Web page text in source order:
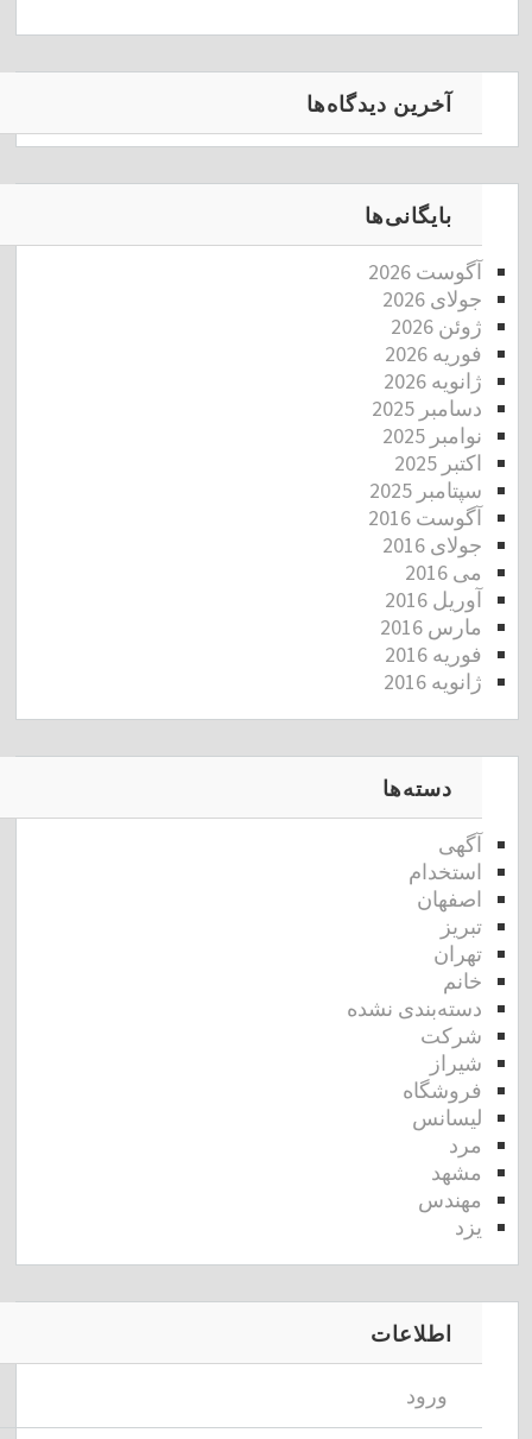
آخرین دیدگاه‌ها
بایگانی‌ها
آگوست 2026
جولای 2026
ژوئن 2026
فوریه 2026
ژانویه 2026
دسامبر 2025
نوامبر 2025
اکتبر 2025
سپتامبر 2025
آگوست 2016
جولای 2016
می 2016
آوریل 2016
مارس 2016
فوریه 2016
ژانویه 2016
دسته‌ها
آگهی
استخدام
اصفهان
تبریز
تهران
خانم
دسته‌بندی نشده
شرکت
شیراز
فروشگاه
لیسانس
مرد
مشهد
مهندس
یزد
اطلاعات
ورود